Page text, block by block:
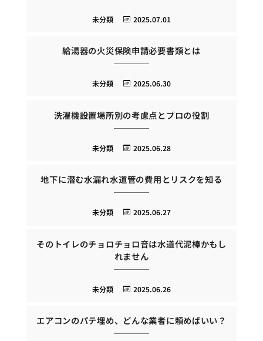
2025.07.01
未分類
給湯器の火災保険申請必要書類とは
2025.06.30
未分類
洗濯機設置場所別の考慮点とプロの役割
2025.06.28
未分類
地下に潜む水漏れ水道管の費用とリスクを知る
2025.06.27
未分類
そのトイレのチョロチョロ音は水道代泥棒かもし
れません
2025.06.26
未分類
エアコンのパテ埋め、どんな業者に頼めばいい？